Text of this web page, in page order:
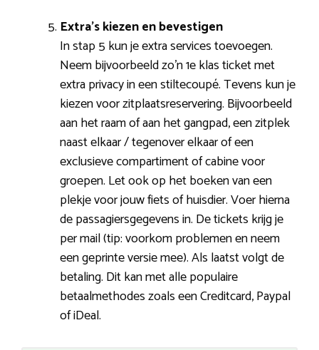
Extra’s kiezen en bevestigen
In stap 5 kun je extra services toevoegen.
Neem bijvoorbeeld zo’n 1e klas ticket met
extra privacy in een stiltecoupé. Tevens kun je
kiezen voor zitplaatsreservering. Bijvoorbeeld
aan het raam of aan het gangpad, een zitplek
naast elkaar / tegenover elkaar of een
exclusieve compartiment of cabine voor
groepen. Let ook op het boeken van een
plekje voor jouw fiets of huisdier. Voer hierna
de passagiersgegevens in. De tickets krijg je
per mail (tip: voorkom problemen en neem
een geprinte versie mee). Als laatst volgt de
betaling. Dit kan met alle populaire
betaalmethodes zoals een Creditcard, Paypal
of iDeal.